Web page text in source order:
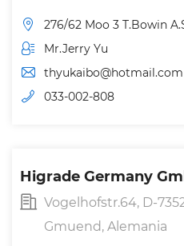
276/62 Moo 3 T.Bowin
Mr.Jerry Yu
thyukaibo@hotmail.com
033-002-808
Higrade Germany
Vogelhofstr.64, D-
Gmuend, Alemania